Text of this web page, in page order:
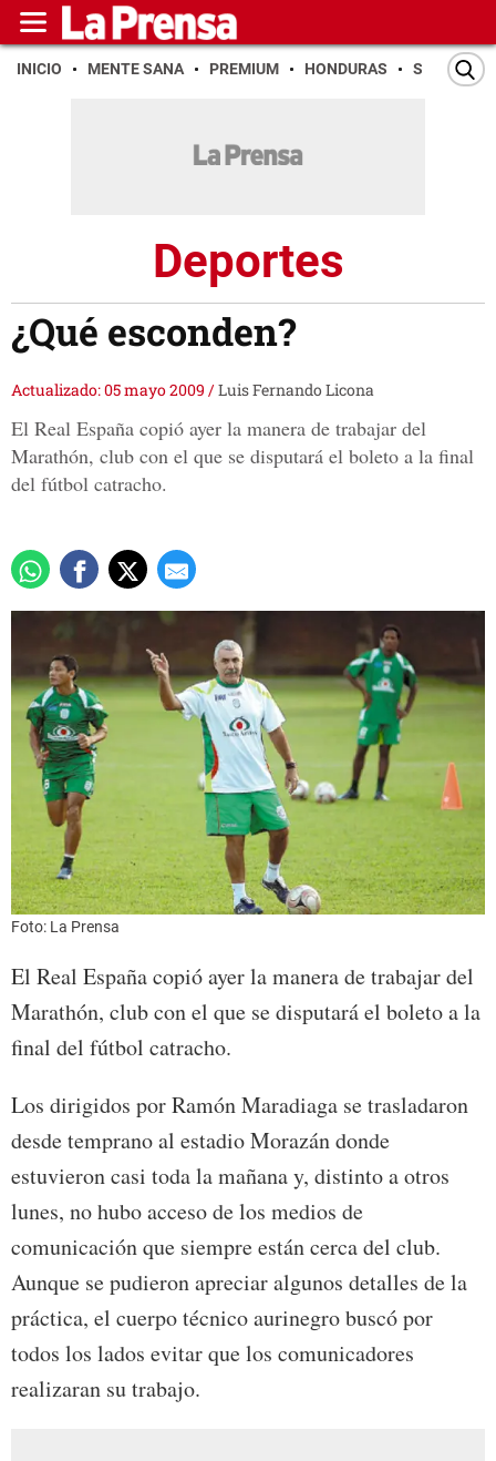
INICIO MENTE SANA PREMIUM HONDURAS SAN PEDRO
Deportes
¿Qué esconden?
Actualizado: 05 mayo 2009 /Luis Fernando Licona
El Real España copió ayer la manera de trabajar del
Marathón, club con el que se disputará el boleto a la final
del fútbol catracho.
Foto: La Prensa
El Real España copió ayer la manera de trabajar del
Marathón, club con el que se disputará el boleto a la
final del fútbol catracho.
Los dirigidos por Ramón Maradiaga se trasladaron
desde temprano al estadio Morazán donde
estuvieron casi toda la mañana y, distinto a otros
lunes, no hubo acceso de los medios de
comunicación que siempre están cerca del club.
Aunque se pudieron apreciar algunos detalles de la
práctica, el cuerpo técnico aurinegro buscó por
todos los lados evitar que los comunicadores
realizaran su trabajo.